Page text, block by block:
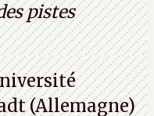
pistes
(Allemagne)